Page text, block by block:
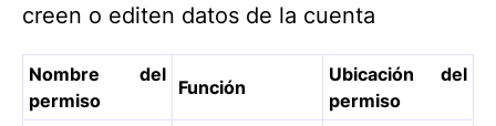
creen o editen datos de la cuenta
Nombre del
permiso
Función
Ubicación del
permiso